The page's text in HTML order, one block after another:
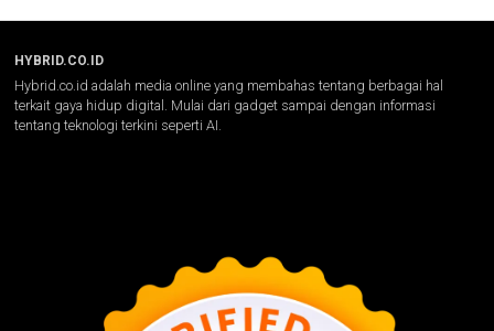
HYBRID.CO.ID
Hybrid.co.id adalah media online yang membahas tentang berbagai hal
terkait gaya hidup digital. Mulai dari gadget sampai dengan informasi
tentang teknologi terkini seperti AI.